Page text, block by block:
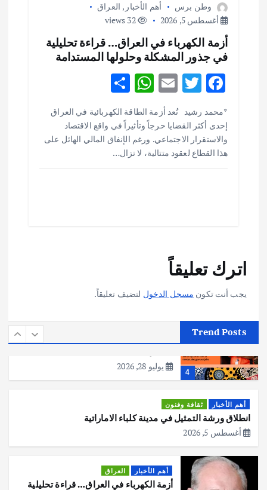
وطن برس أهم الأخبار , العراق
أغسطس 5, 2026
32 views
أزمة الكهرباء في العراق… قراءة تحليلية
في جذور المشكلة وحلولها المستدامة
F
e
b
o
T
w
it
te
r
E
m
ai
l
W
h
at
s
A
S
h
ar
e
*محمد رشيد تُعد أزمة الطاقة الكهربائية في العراق
إحدى أكثر القضايا حرجاً وتأثيراً في واقع الاقتصاد
والاستقرار الاجتماعي. ورغم الإنفاق المالي الهائل على
هذا القطاع لعقود متتالية، لا تزال…
اترك تعليقاً
يجب أنت تكون مسجل الدخول لتضيف تعليقاً.
Trend Posts
ثقافة وفنون
اختتام ورشة السينوغرافيا في مدينة كلباء الاماراتية
أغسطس 3, 2026
هوي آن… مدينة الفوانيس وسحر التاريخ
4
عملية التعداد السكاني في11 من الشهر
يوليو 28, 2026
أهم الأخبار ثقافة وفنون
انطلاق ورشة التمثيل في مدينة كلباء الاماراتية
أغسطس 5, 2026
أهم الأخبار العراق
أزمة الكهرباء في العراق… قراءة تحليلية